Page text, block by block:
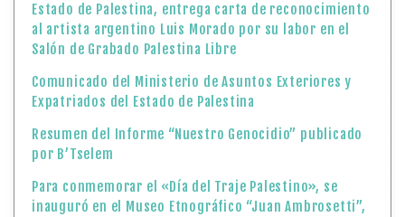
Estado de Palestina, entrega carta de reconocimiento
al artista argentino Luis Morado por su labor en el
Salón de Grabado Palestina Libre
Comunicado del Ministerio de Asuntos Exteriores y
Expatriados del Estado de Palestina
Resumen del Informe “Nuestro Genocidio” publicado
por B’Tselem
Para conmemorar el «Día del Traje Palestino», se
inauguró en el Museo Etnográfico “Juan Ambrosetti”,